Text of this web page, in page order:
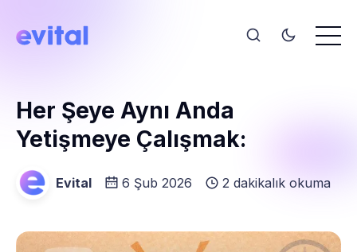
Her Şeye Aynı Anda
Yetişmeye Çalışmak:
Evital 6 Şub 2026 2 dakikalık okuma